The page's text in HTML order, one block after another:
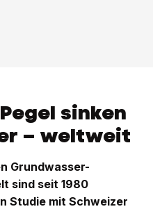
sinken
– weltweit
Grundwasser-
sind seit 1980
Studie mit Schweizer